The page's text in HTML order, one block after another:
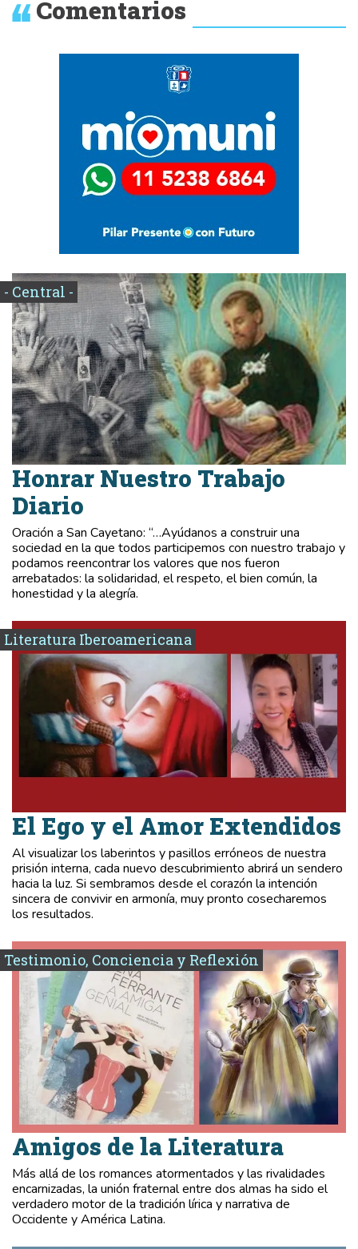
Comentarios
- Central -
Honrar Nuestro Trabajo
Diario
Oración a San Cayetano: “…Ayúdanos a construir una
sociedad en la que todos participemos con nuestro trabajo y
podamos reencontrar los valores que nos fueron
arrebatados: la solidaridad, el respeto, el bien común, la
honestidad y la alegría.
Literatura Iberoamericana
El Ego y el Amor Extendidos
Al visualizar los laberintos y pasillos erróneos de nuestra
prisión interna, cada nuevo descubrimiento abrirá un sendero
hacia la luz. Si sembramos desde el corazón la intención
sincera de convivir en armonía, muy pronto cosecharemos
los resultados.
Testimonio, Conciencia y Reflexión
Amigos de la Literatura
Más allá de los romances atormentados y las rivalidades
encarnizadas, la unión fraternal entre dos almas ha sido el
verdadero motor de la tradición lírica y narrativa de
Occidente y América Latina.